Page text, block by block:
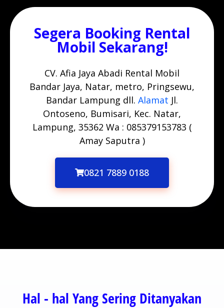
Segera Booking Rental
Mobil Sekarang!
CV. Afia Jaya Abadi Rental Mobil
Bandar Jaya, Natar, metro, Pringsewu,
Bandar Lampung dll. Alamat Jl.
Ontoseno, Bumisari, Kec. Natar,
Lampung, 35362 Wa : 085379153783 (
Amay Saputra )
0821 7889 0188
Hal - hal Yang Sering Ditanyakan